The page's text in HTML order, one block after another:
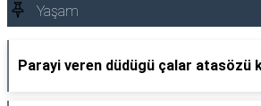
Yaşam
Parayi veren düdügü çalar atasözü